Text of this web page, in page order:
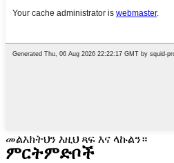
መልእክትህን እዚህ ጻፍ እና ላኩልን።
ምርትምድቦች